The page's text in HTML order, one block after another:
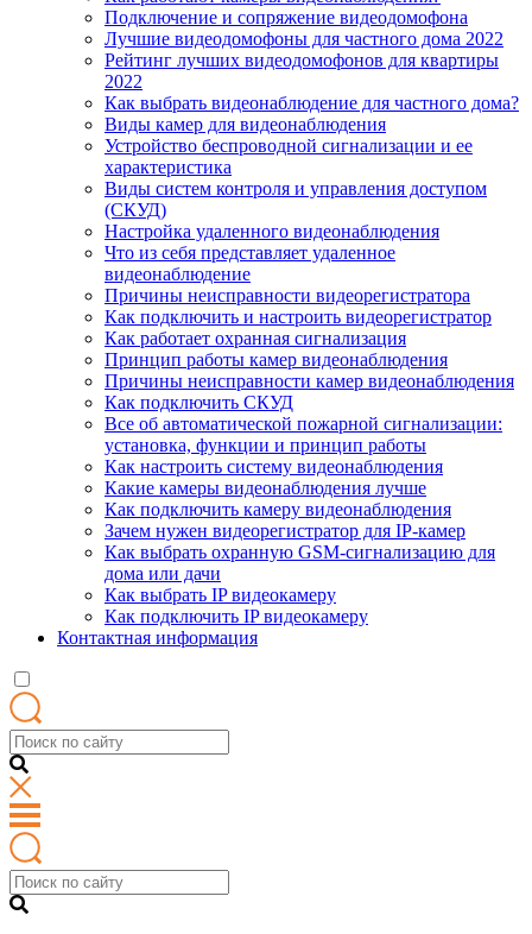
Подключение и сопряжение видеодомофона
Лучшие видеодомофоны для частного дома 2022
Рейтинг лучших видеодомофонов для квартиры
2022
Как выбрать видеонаблюдение для частного дома?
Виды камер для видеонаблюдения
Устройство беспроводной сигнализации и ее
характеристика
Виды систем контроля и управления доступом
(СКУД)
Настройка удаленного видеонаблюдения
Что из себя представляет удаленное
видеонаблюдение
Причины неисправности видеорегистратора
Как подключить и настроить видеорегистратор
Как работает охранная сигнализация
Принцип работы камер видеонаблюдения
Причины неисправности камер видеонаблюдения
Как подключить СКУД
Все об автоматической пожарной сигнализации:
установка, функции и принцип работы
Как настроить систему видеонаблюдения
Какие камеры видеонаблюдения лучше
Как подключить камеру видеонаблюдения
Зачем нужен видеорегистратор для IP-камер
Как выбрать охранную GSM-сигнализацию для
дома или дачи
Как выбрать IP видеокамеру
Как подключить IP видеокамеру
Контактная информация